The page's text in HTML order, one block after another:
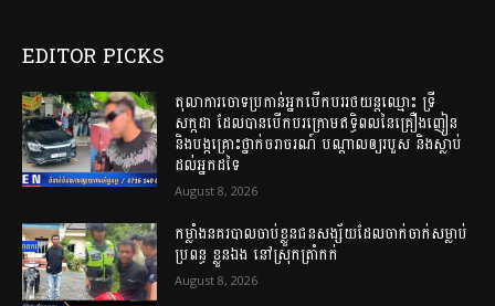
EDITOR PICKS
តុលាការចោទប្រកាន់អ្នកបើកបររថយន្តឈ្មោះ ទ្រី
សក្កដា ដែលបានបើកបរក្រោមឥទ្ធិពលនៃគ្រឿងញៀន
និងបង្កគ្រោះថ្នាក់ចរាចរណ៍ បណ្តាលឲ្យរបួស និងស្លាប់
ដល់អ្នកដទៃ
August 8, 2026
កម្លាំងនគរបាលចាប់ខ្លួនជនសង្ស័យដែលចាក់ចាក់សម្លាប់
ប្រពន្ធ ខ្លួនឯង នៅស្រុកត្រាំកក់
August 8, 2026